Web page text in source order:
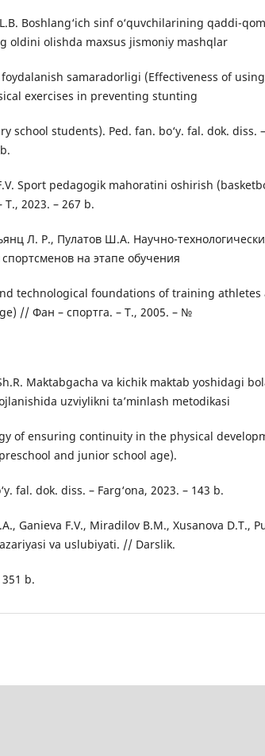
Boshlang‘ich sinf o‘quvchilarining qaddi-
oldini olishda maxsus jismoniy mashqlar
samaradorligi (Effectiveness of
exercises in preventing stunting
school students). Ped. fan. bo‘y. fal. dok. diss.
Sport pedagogik mahoratini oshirish
T., 2023. – 267 b.
Л. Р., Пулатов Ш.А. Научно-
спортсменов на этапе обучения
technological foundations of training athletes
// Фан – спортга. – Т., 2005. – №
Maktabgacha va kichik maktab yoshidagi
uzviylikni ta’minlash metodikasi
of ensuring continuity in the physical
and junior school age).
fal. dok. diss. – Farg‘ona, 2023. – 143 b.
Ganieva F.V., Miradilov B.M., Xusanova D.T.,
va uslubiyati. // Darslik.
351 b.